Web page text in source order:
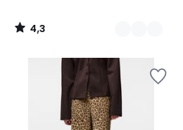
4,3
/